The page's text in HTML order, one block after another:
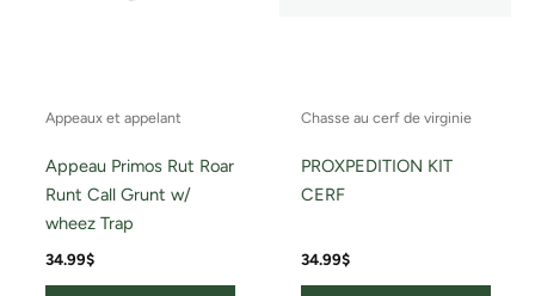
Appeaux et appelant
Appeau Primos Rut Roar
Runt Call Grunt w/
wheez Trap
34.99$
Chasse au cerf de virginie
PROXPEDITION KIT
CERF
34.99$